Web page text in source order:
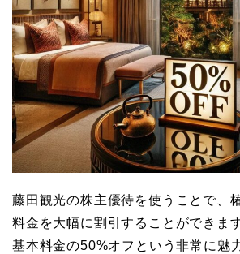
藤田観光の株主優待を使うことで、
料金を大幅に割引することができま
基本料金の50%オフという非常に魅